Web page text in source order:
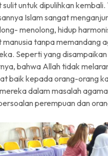
untuk dipulihkan
Islam sangat
menolong, hidup
tanpa memandang
Seperti yang
bahwa Allah tidak
baik kepada orang-orang
dalam masalah
perempuan dan